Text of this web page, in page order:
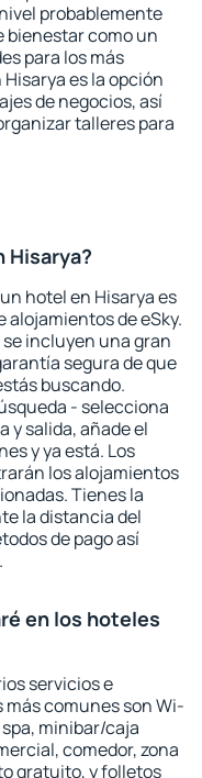
probablemente
bienestar como un
para los más
es la opción
de negocios, así
talleres para
Hisarya?
hotel en Hisarya es
alojamientos de eSky.
se incluyen una gran
segura de que
buscando.
- selecciona
y salida, añade el
y ya está. Los
los alojamientos
Tienes la
la distancia del
de pago así
en los hoteles
servicios e
más comunes son Wi-
minibar/caja
comedor, zona
gratuito, y folletos